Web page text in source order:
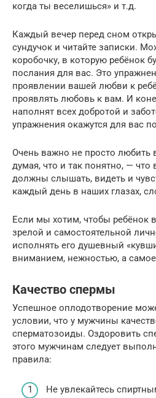
когда ты веселишься» и т.д.
Каждый вечер перед сном
сундучок и читайте записки.
коробочку, в которую ребёнок
послания для вас. Это
проявлении вашей любви к
проявлять любовь к вам. И
наполнят всех добротой и
упражнения окажутся для вас
Очень важно не просто любить
думая, что и так понятно, —
должны слышать, видеть и
каждый день в наших глазах,
Если мы хотим, чтобы ребёнок
зрелой и самостоятельной
исполнять его душевный
вниманием, нежностью, а
Качество спермы
Успешное оплодотворение
условии, что у мужчины
сперматозоиды. Оздоровить
этого мужчинам следует
правила:
Не увлекайтесь